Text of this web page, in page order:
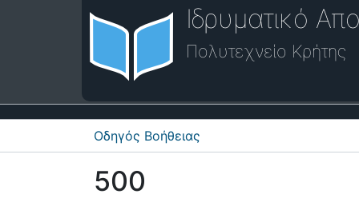
Ιδρυματικό
Πολυτεχνείο Κρήτης
Οδηγός Βοήθειας
500